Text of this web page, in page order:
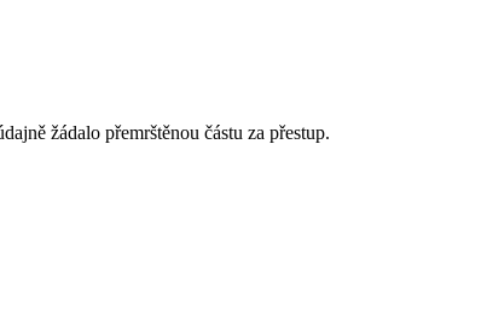
žádalo přemrštěnou částu za přestup.